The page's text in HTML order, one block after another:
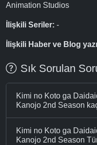
Animation Studios
İlişkili Seriler: -
İlişkili Haber ve Blog
Sık Sorulan
Kimi no Koto ga
Kanojo 2nd Season
Kimi no Koto ga
Kanojo 2nd Season